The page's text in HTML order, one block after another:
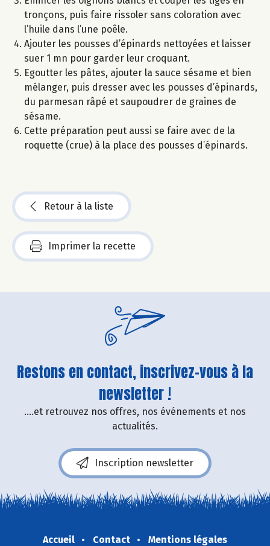
tronçons, puis faire rissoler sans coloration avec
l’huile dans l’une poêle.
Ajouter les pousses d’épinards nettoyées et laisser
suer 1 mn pour garder leur croquant.
Egoutter les pâtes, ajouter la sauce sésame et bien
mélanger, puis dresser avec les pousses d’épinards,
du parmesan râpé et saupoudrer de graines de
sésame.
Cette préparation peut aussi se faire avec de la
roquette (crue) à la place des pousses d’épinards.
Retour à la liste
Imprimer la recette
Restons en contact, inscrivez-vous à la
newsletter !
....et retrouvez nos offres, nos événements et nos
actualités.
Inscription newsletter
Accueil Contact
Mentions légales